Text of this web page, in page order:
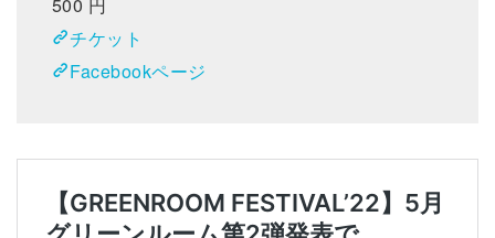
チケット
Facebookページ